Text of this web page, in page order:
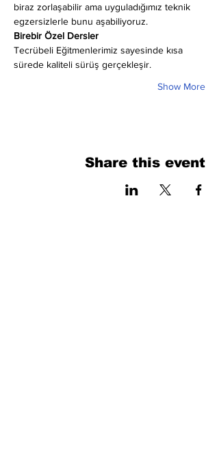
biraz zorlaşabilir ama uyguladığımız teknik
egzersizlerle bunu aşabiliyoruz.
Birebir Özel Dersler
Tecrübeli Eğitmenlerimiz sayesinde kısa
sürede kaliteli sürüş gerçekleşir.
Show More
Share this event